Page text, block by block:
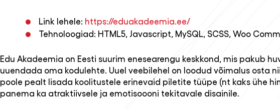
Link lehele: https://eduakadeemia.ee/
Tehnoloogiad: HTML5, Javascript, MySQL, SCSS, Woo
Edu Akadeemia on Eesti suurim enesearengu keskkond, mis pakub
uuendada oma kodulehte. Uuel veebilehel on loodud võimalus osta
poole pealt lisada koolitustele erinevaid piletite tüüpe (nt kaks ühe
panema ka atraktiivsele ja emotisoooni tekitavale disainile.